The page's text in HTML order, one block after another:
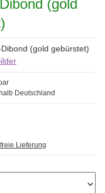
(gold
(gold gebürstet)
Deutschland
Lieferung